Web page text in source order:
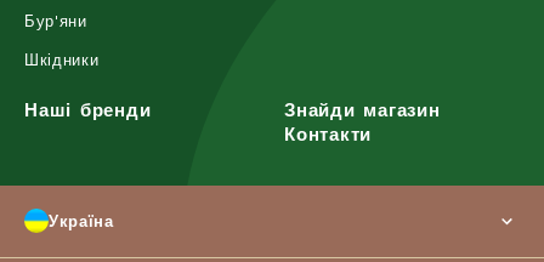
Бур'яни
Шкідники
Наші бренди
Знайди магазин
Контакти
Україна